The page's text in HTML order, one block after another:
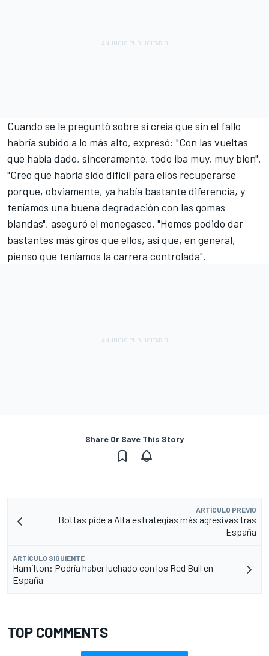
Cuando se le preguntó sobre si creía que sin el fallo
habría subido a lo más alto, expresó: "Con las vueltas
que había dado, sinceramente, todo iba muy, muy bien".
"Creo que habría sido difícil para ellos recuperarse
porque, obviamente, ya había bastante diferencia, y
teníamos una buena degradación con las gomas
blandas", aseguró el monegasco. "Hemos podido dar
bastantes más giros que ellos, así que, en general,
pienso que teníamos la carrera controlada".
Share Or Save This Story
ARTÍCULO PREVIO
Bottas pide a Alfa estrategias más agresivas tras
España
ARTÍCULO SIGUIENTE
Hamilton: Podría haber luchado con los Red Bull en
España
TOP COMMENTS